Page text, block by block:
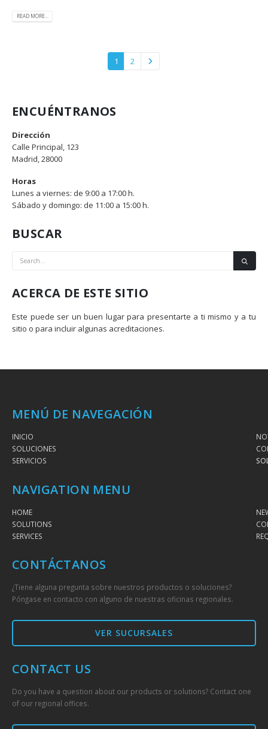
READ MORE...
1 2
ENCUÉNTRANOS
Dirección
Calle Principal, 123
Madrid, 28000
Horas
Lunes a viernes: de 9:00 a 17:00 h.
Sábado y domingo: de 11:00 a 15:00 h.
BUSCAR
ACERCA DE ESTE SITIO
Este puede ser un buen lugar para presentarte a ti mismo y a tu
sitio o para incluir algunas acreditaciones.
MENÚ DE NAVEGACIÓN
INICIO
SOLUCIONES
SERVICIOS
NAVIGATION MENU
HOME
SOLUTIONS
SERVICES
CONTÁCTANOS
¿Tiene alguna pregunta sobre nuestros productos o soluciones?
Póngase en contacto con alguno de nuestras oficinas regionales.
VER SUCURSALES
CONTACT US
Do you have a question about our products or solutions? Contact one
of our regional offices.